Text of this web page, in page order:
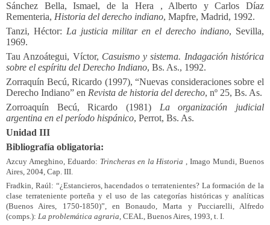
Sánchez Bella, Ismael, de la Hera , Alberto y Carlos Díaz
Rementeria, Historia del derecho indiano, Mapfre, Madrid, 1992.
Tanzi, Héctor: La justicia militar en el derecho indiano, Sevilla,
1969.
Tau Anzoátegui, Víctor, Casuismo y sistema. Indagación histórica
sobre el espíritu del Derecho Indiano, Bs. As., 1992.
Zorraquín Becú, Ricardo (1997), “Nuevas consideraciones sobre el
Derecho Indiano” en Revista de historia del derecho, nº 25, Bs. As.
Zorroaquín Becú, Ricardo (1981) La organización judicial
argentina en el período hispánico, Perrot, Bs. As.
Unidad III
Bibliografía obligatoria:
Azcuy Ameghino, Eduardo: Trincheras en la Historia , Imago Mundi, Buenos
Aires, 2004, Cap. III.
Fradkin, Raúl: “¿Estancieros, hacendados o terratenientes? La formación de la
clase terrateniente porteña y el uso de las categorías históricas y analíticas
(Buenos Aires, 1750-1850)”, en Bonaudo, Marta y Pucciarelli, Alfredo
(comps.): La problemática agraria, CEAL, Buenos Aires, 1993, t. I.